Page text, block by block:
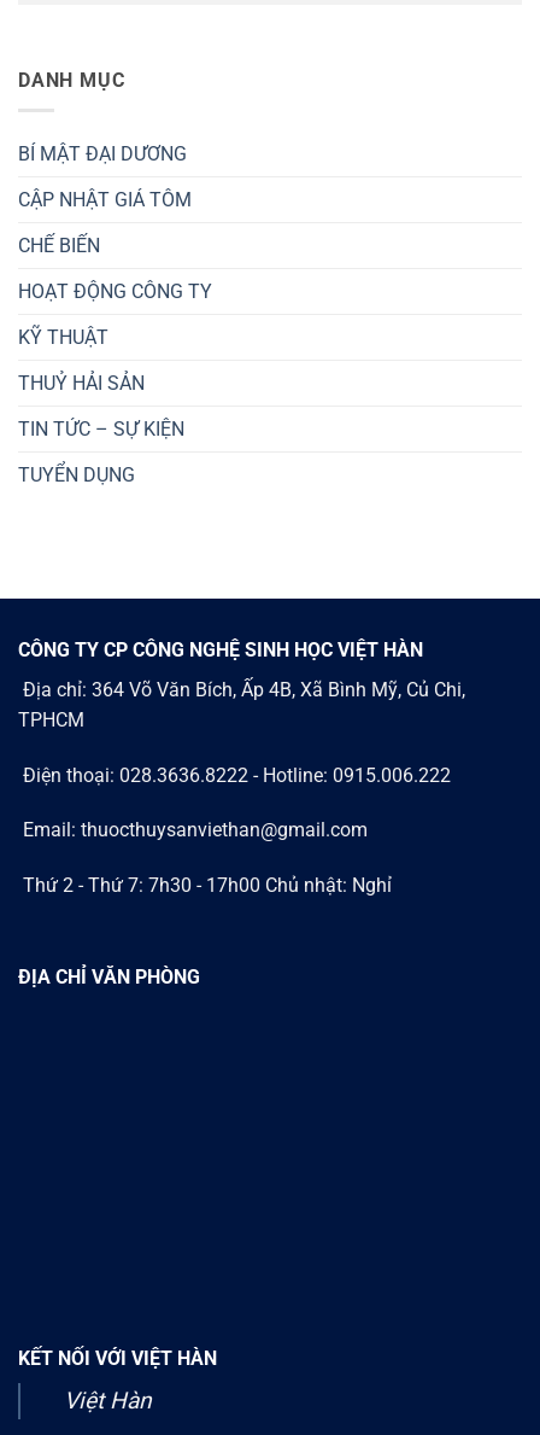
DANH MỤC
BÍ MẬT ĐẠI DƯƠNG
CẬP NHẬT GIÁ TÔM
CHẾ BIẾN
HOẠT ĐỘNG CÔNG TY
KỸ THUẬT
THUỶ HẢI SẢN
TIN TỨC – SỰ KIỆN
TUYỂN DỤNG
CÔNG TY CP CÔNG NGHỆ SINH HỌC VIỆT HÀN
Địa chỉ: 364 Võ Văn Bích, Ấp 4B, Xã Bình Mỹ, Củ Chi,
TPHCM
Điện thoại: 028.3636.8222 - Hotline: 0915.006.222
Email: thuocthuysanviethan@gmail.com
Thứ 2 - Thứ 7: 7h30 - 17h00 Chủ nhật: Nghỉ
ĐỊA CHỈ VĂN PHÒNG
KẾT NỐI VỚI VIỆT HÀN
Việt Hàn